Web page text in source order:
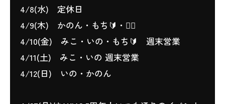
4/8(水) 定休日
4/9(木) かのん・もち🔰・🧚‍♂️
4/10(金) みこ・いの・もち🔰 週末営業
4/11(土) みこ・いの 週末営業
4/12(日) いの・かのん